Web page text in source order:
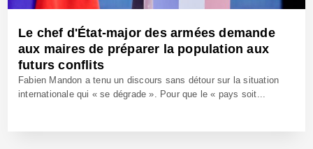
Le chef d'État-major des armées demande
aux maires de préparer la population aux
futurs conflits
Fabien Mandon a tenu un discours sans détour sur la situation
internationale qui « se dégrade ». Pour que le « pays soit...